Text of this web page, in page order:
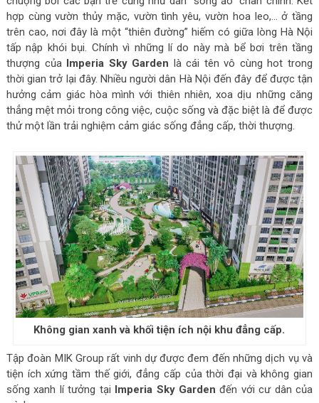
hợp cùng vườn thủy mặc, vườn tình yêu, vườn hoa leo,… ở tầng
trên cao, nơi đây là một “thiên đường” hiếm có giữa lòng Hà Nội
tấp nập khói bụi. Chính vì những lí do này mà bể bơi trên tầng
thượng của Imperia Sky Garden là cái tên vô cùng hot trong
thời gian trở lại đây. Nhiều người dân Hà Nội đến đây để được tận
hưởng cảm giác hòa mình với thiên nhiên, xoa dịu những căng
thẳng mệt mỏi trong công việc, cuộc sống và đặc biệt là để được
thử một lần trải nghiệm cảm giác sống đẳng cấp, thời thượng.
Không gian xanh và khối tiện ích nội khu đẳng cấp.
Tập đoàn MIK Group rất vinh dự được đem đến những dịch vụ và
tiện ích xứng tầm thế giới, đẳng cấp của thời đại và không gian
sống xanh lí tưởng tại Imperia Sky Garden đến với cư dân của